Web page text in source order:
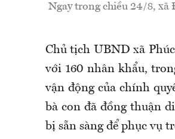
Ngay trong chiều 24/8, xã
Chủ tịch UBND xã
với 160 nhân khẩu,
vận động của chính
bà con đã đồng thuận
bị sẵn sàng để phục vụ